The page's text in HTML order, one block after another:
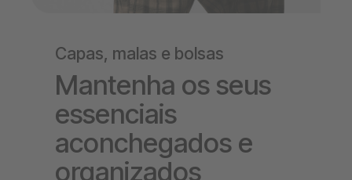
Capas, malas e bolsas
Mantenha os seus
essenciais
aconchegados e
organizados